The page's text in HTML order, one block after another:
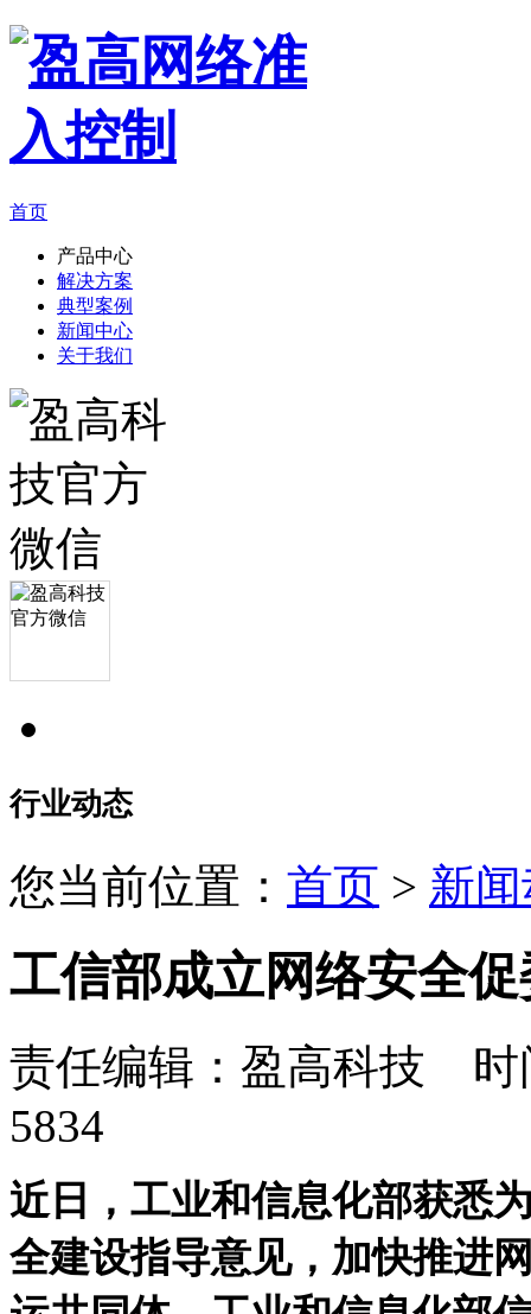
首页
产品中心
解决方案
典型案例
新闻中心
关于我们
行业动态
您当前位置： 首页 > 新
工信部成立网络安全
责任编辑：盈高科技 时
5834
近日，工业和信息化部获悉
全建设指导意见，加快推进